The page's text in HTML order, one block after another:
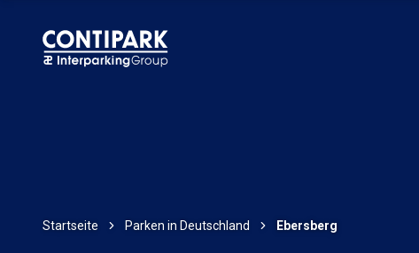
Startseite Parken in Deutschland Ebersberg